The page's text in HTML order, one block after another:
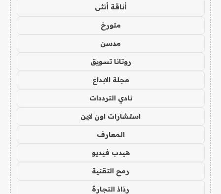
أناقة أنثى
متورخ
مدسن
روتانا تسويق
مجلة الابداع
نادي الترددات
استشارات اون لاين
المعارف
هيدب فيديو
رمح التقنية
رذاذ التجارة